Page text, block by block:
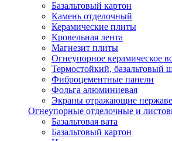
Базальтовый картон
Камень отделочный
Керамические плиты
Кровельная лента
Магнезит плиты
Огнеупорное керамическое
Термостойкий, базальтовый
Фиброцементные панели
Фольга алюминиевая
Экраны отражающие
Огнеупорные отделочные и
Базальтовая вата
Базальтовый картон